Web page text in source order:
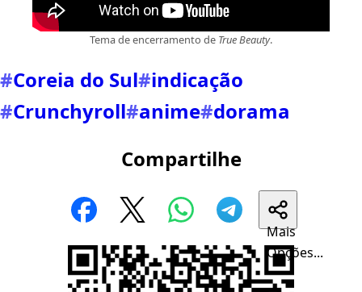
Tema de encerramento de True Beauty.
#Coreia do Sul#indicação
#Crunchyroll#anime#dorama
Compartilhe
Mais
Opções...